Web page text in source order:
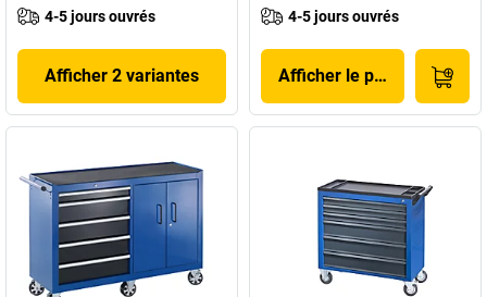
4-5 jours ouvrés
Afficher 2 variantes
4-5 jours ouvrés
Afficher le produit